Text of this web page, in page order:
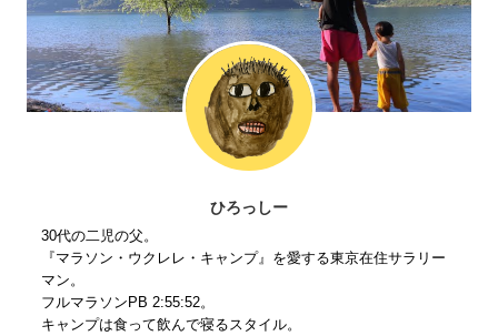
ひろっしー
30代の二児の父。
『マラソン・ウクレレ・キャンプ』を愛する東京在住サラリー
マン。
フルマラソンPB 2:55:52。
キャンプは食って飲んで寝るスタイル。